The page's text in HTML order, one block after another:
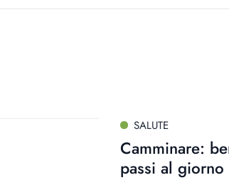
SALUTE
Camminare:
passi al giorno